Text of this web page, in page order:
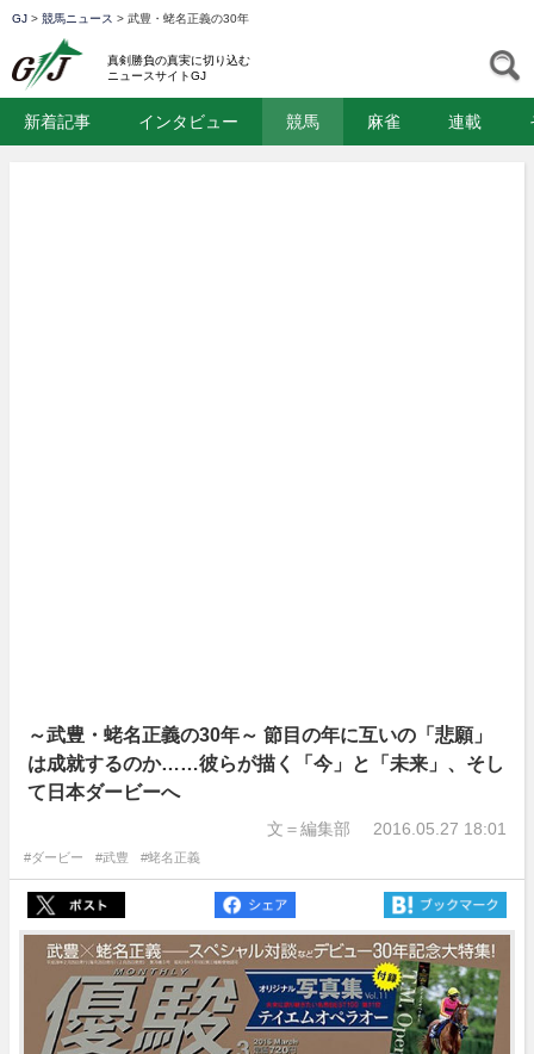
GJ > 競馬ニュース > 武豊・蛯名正義の30年
真剣勝負の真実に切り込む
ニュースサイトGJ
新着記事 インタビュー 競馬 麻雀 連載
～武豊・蛯名正義の30年～ 節目の年に互いの「悲願」
は成就するのか……彼らが描く「今」と「未来」、そし
て日本ダービーへ
文＝編集部 2016.05.27 18:01
#ダービー #武豊 #蛯名正義